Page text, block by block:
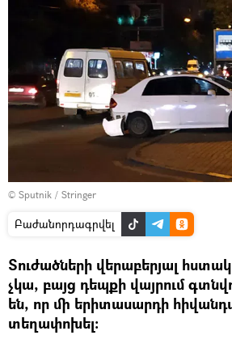
© Sputnik / Stringer
Բաժանորդագրվել
Տուժածների վերաբերյալ
չկա, բայց դեպքի վայրում
են, որ մի երիտասարդի
տեղափոխել։